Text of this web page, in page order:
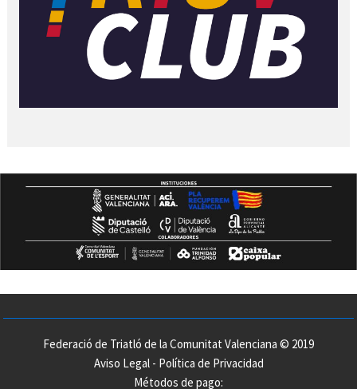
Federació de Triatló de la Comunitat Valenciana © 2019
Aviso Legal- Política de Privacidad
Métodos de pago: